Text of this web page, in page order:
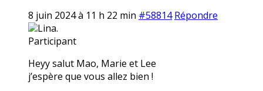
8 juin 2024 à 11 h 22 min #58814 Répondre
Lina.
Participant
Heyy salut Mao, Marie et Lee
j’espère que vous allez bien !